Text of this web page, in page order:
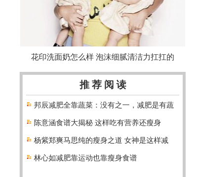
花印洗面奶怎么样 泡沫细腻清洁力扛扛的
推 荐 阅 读
邦辰减肥全靠蔬菜：没有之一，减肥是有蔬
陈意涵食谱大揭秘 这样吃有营养还瘦身
杨紫郑爽马思纯的瘦身之道 女神是这样减
林心如减肥靠运动也靠瘦身食谱